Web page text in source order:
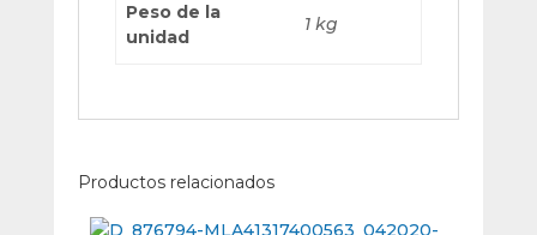
Peso de la
unidad
1 kg
Productos relacionados